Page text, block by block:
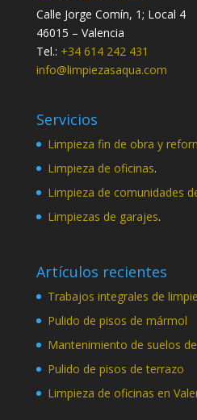
Calle Jorge Comín, 1; Local 4
46015 – Valencia
Tel.: +34 614 242 431
info@limpiezasaqua.com
Servicios
Limpieza fin de obra y
Limpieza de oficinas.
Limpieza de comunidades
Limpiezas de garajes.
Artículos recientes
Trabajos integrales de
Pulido de pisos de mármol
Mantenimiento de suelos
Pulido de pisos de terrazo
Limpieza de oficinas en